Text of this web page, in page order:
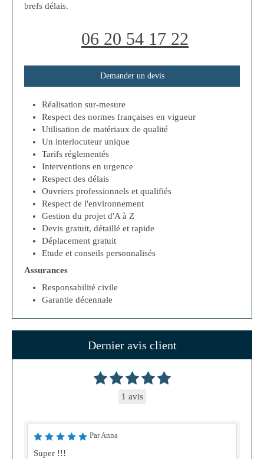
brefs délais.
06 20 54 17 22
Demander un devis
Réalisation sur-mesure
Respect des normes françaises en vigueur
Utilisation de matériaux de qualité
Un interlocuteur unique
Tarifs réglementés
Interventions en urgence
Respect des délais
Ouvriers professionnels et qualifiés
Respect de l'environnement
Gestion du projet d'A à Z
Devis gratuit, détaillé et rapide
Déplacement gratuit
Etude et conseils personnalisés
Assurances
Responsabilité civile
Garantie décennale
Dernier avis client
1 avis
Par Anna
Super !!!